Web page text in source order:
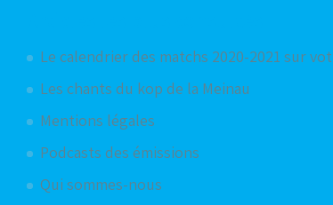
Le calendrier des matchs 2020-2021 sur
Les chants du kop de la Meinau
Mentions légales
Podcasts des émissions
Qui sommes-nous